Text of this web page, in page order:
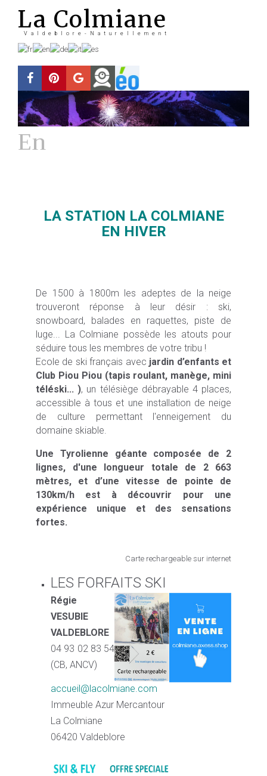
La Colmiane
Valdeblore-Naturellement
En
LA STATION LA COLMIANE
EN HIVER
De 1500 à 1800m les adeptes de la neige
trouveront réponse à leur désir : ski,
snowboard, balades en raquettes, piste de
luge... La Colmiane possède les atouts pour
séduire tous les membres de votre tribu !
Ecole de ski français avec jardin d’enfants et
Club Piou Piou (tapis roulant, manège, mini
téléski... ), un télésiège débrayable 4 places,
accessible à tous et une installation de neige
de culture permettant l'enneigement du
domaine skiable.
Une Tyrolienne géante composée de 2
lignes, d'une longueur totale de 2 663
mètres, et d’une vitesse de pointe de
130km/h est à découvrir pour une
expérience unique et des sensations
fortes.
Carte rechargeable sur internet
LES FORFAITS SKI
Régie
VESUBIE
VALDEBLORE
04 93 02 83 54
(CB, ANCV)
accueil@lacolmiane.com
Immeuble Azur Mercantour
La Colmiane
06420 Valdeblore